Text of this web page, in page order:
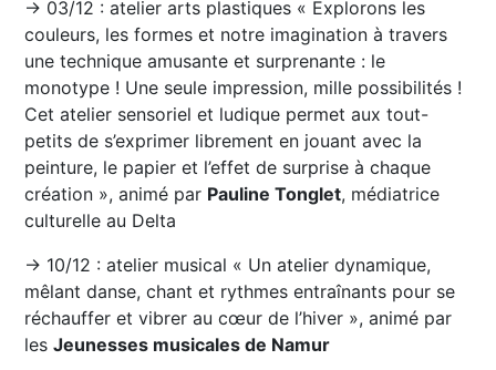
→ 03/12 : atelier arts plastiques « Explorons les
couleurs, les formes et notre imagination à travers
une technique amusante et surprenante : le
monotype ! Une seule impression, mille possibilités !
Cet atelier sensoriel et ludique permet aux tout-
petits de s’exprimer librement en jouant avec la
peinture, le papier et l’effet de surprise à chaque
création », animé par Pauline Tonglet, médiatrice
culturelle au Delta
→ 10/12 : atelier musical « Un atelier dynamique,
mêlant danse, chant et rythmes entraînants pour se
réchauffer et vibrer au cœur de l’hiver », animé par
lesJeunesses musicales de Namur